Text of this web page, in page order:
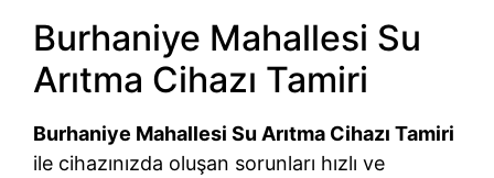
Burhaniye Mahallesi Su
Arıtma Cihazı Tamiri
Burhaniye Mahallesi Su Arıtma Cihazı Tamiri
ile cihazınızda oluşan sorunları hızlı ve